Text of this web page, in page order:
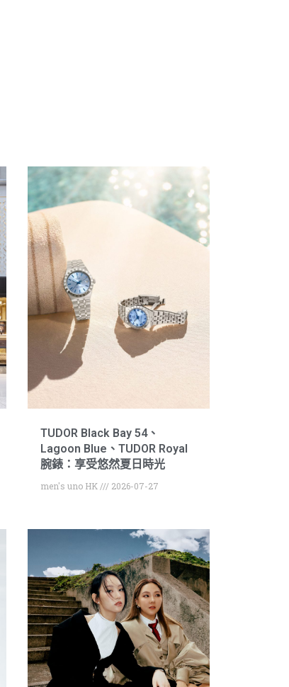
TUDOR Black Bay 54、
Lagoon Blue、TUDOR Royal
腕錶：享受悠然夏日時光
men's uno HK 2026-07-27